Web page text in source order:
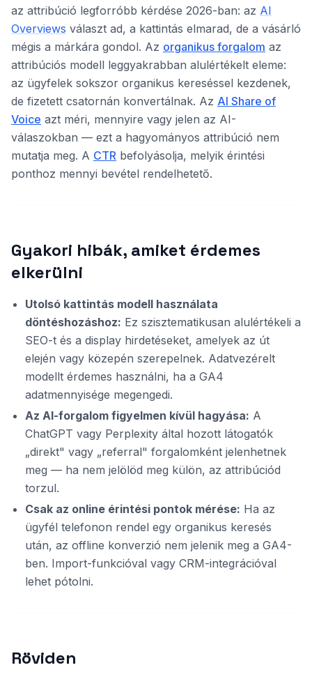
az attribúció legforróbb kérdése 2026-ban: az AI
Overviews választ ad, a kattintás elmarad, de a vásárló
mégis a márkára gondol. Az organikus forgalom az
attribúciós modell leggyakrabban alulértékelt eleme:
az ügyfelek sokszor organikus kereséssel kezdenek,
de fizetett csatornán konvertálnak. Az AI Share of
Voice azt méri, mennyire vagy jelen az AI-
válaszokban — ezt a hagyományos attribúció nem
mutatja meg. A CTR befolyásolja, melyik érintési
ponthoz mennyi bevétel rendelhetető.
Gyakori hibák, amiket érdemes
elkerülni
Utolsó kattintás modell használata
döntéshozáshoz: Ez szisztematikusan alulértékeli a
SEO-t és a display hirdetéseket, amelyek az út
elején vagy közepén szerepelnek. Adatvezérelt
modellt érdemes használni, ha a GA4
adatmennyisége megengedi.
Az AI-forgalom figyelmen kívül hagyása: A
ChatGPT vagy Perplexity által hozott látogatók
„direkt" vagy „referral" forgalomként jelenhetnek
meg — ha nem jelölöd meg külön, az attribúciód
torzul.
Csak az online érintési pontok mérése: Ha az
ügyfél telefonon rendel egy organikus keresés
után, az offline konverzió nem jelenik meg a GA4-
ben. Import-funkcióval vagy CRM-integrációval
lehet pótolni.
Röviden